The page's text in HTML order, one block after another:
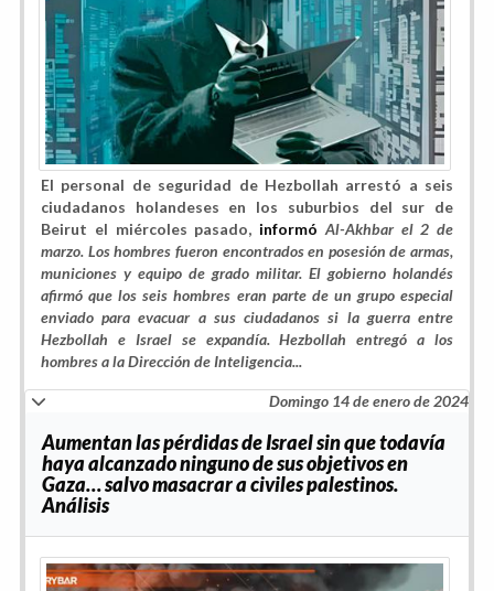
El personal de seguridad de Hezbollah arrestó a seis
ciudadanos holandeses en los suburbios del sur de
Beirut el miércoles pasado, informó Al-Akhbar el 2 de
marzo. Los hombres fueron encontrados en posesión de armas,
municiones y equipo de grado militar. El gobierno holandés
afirmó que los seis hombres eran parte de un grupo especial
enviado para evacuar a sus ciudadanos si la guerra entre
Hezbollah e Israel se expandía. Hezbollah entregó a los
hombres a la Dirección de Inteligencia...
Domingo 14 de enero de 2024
Aumentan las pérdidas de Israel sin que todavía
haya alcanzado ninguno de sus objetivos en
Gaza… salvo masacrar a civiles palestinos.
Análisis